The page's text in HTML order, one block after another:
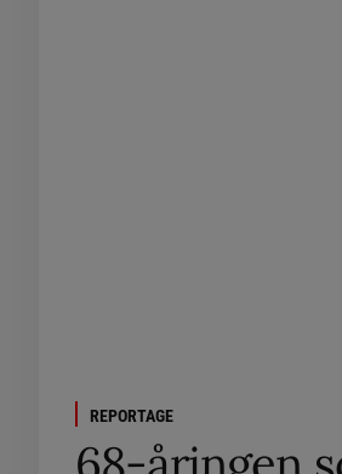
REPORTAGE